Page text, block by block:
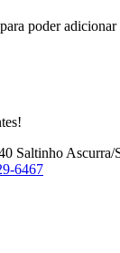
poder
Saltinho Ascurra/
6467